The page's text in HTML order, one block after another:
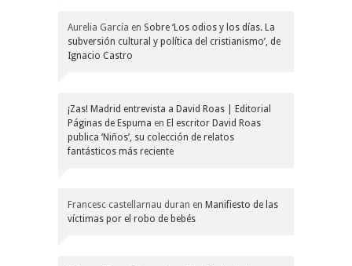
Aurelia García en Sobre ‘Los odios y los días. La
subversión cultural y política del cristianismo’, de
Ignacio Castro
¡Zas! Madrid entrevista a David Roas | Editorial
Páginas de Espuma en El escritor David Roas
publica ‘Niños’, su colección de relatos
fantásticos más reciente
Francesc castellarnau duran en Manifiesto de las
víctimas por el robo de bebés